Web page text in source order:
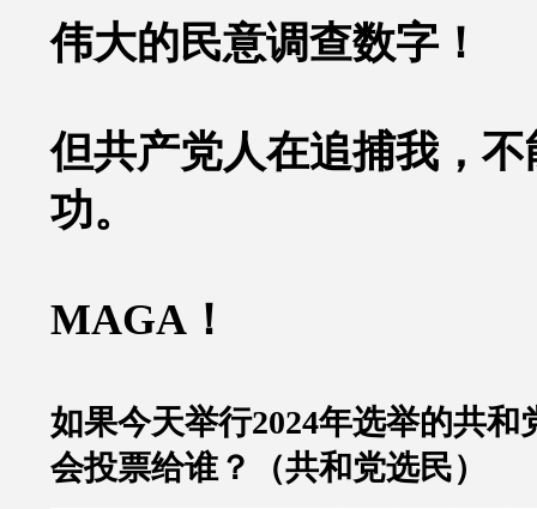
伟大的民意调查数字！
但共产党人在追捕我，
功。
MAGA ！
如果今天举行2024年选举的共和
会投票给谁？（共和党选民）